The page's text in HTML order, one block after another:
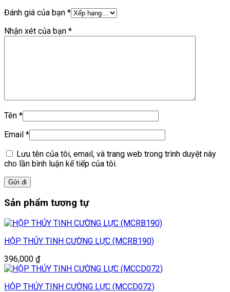
Đánh giá của bạn *
Nhận xét của bạn *
Tên *
Email *
Lưu tên của tôi, email, và trang web trong trình duyệt này
cho lần bình luận kế tiếp của tôi.
Sản phẩm tương tự
HỘP THỦY TINH CƯỜNG LỰC (MCRB190)
396,000 ₫
HỘP THỦY TINH CƯỜNG LỰC (MCCD072)